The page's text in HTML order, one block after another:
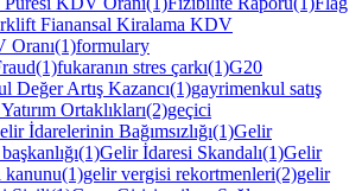
Fianansal Kiralama KDV
formulary
fukaranın stres çarkı(1)G20
Değer Artış Kazancı(1)gayrimenkul satış
Ortaklıkları(2)geçici
İdarelerinin Bağımsızlığı(1)Gelir
Gelir İdaresi Skandalı(1)Gelir
kanunu(1)gelir vergisi rekortmenleri(2)gelir